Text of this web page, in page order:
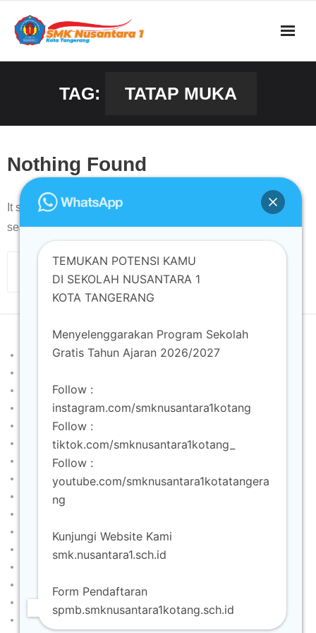
content
TAG: TATAP MUKA
Nothing Found
It seems we can’t find what you’re looking for. Perhaps
searching can help.
Developed byShuttle Themes. Powered byWordPress
Beranda
Berita
Formulir Pendaftaran
Info SPMB
Manajemen Perkantoran dan Layanan Bisnis (MPLB)
Produksi Siaran dan Program Televisi (Broadcast)
Struktur Organisasi
TEMUKAN POTENSI KAMU
DI SEKOLAH NUSANTARA 1
KOTA TANGERANG
Menyelenggarakan Program Sekolah
Gratis Tahun Ajaran 2026/2027
Follow :
instagram.com/smknusantara1kotang
Follow :
tiktok.com/smknusantara1kotang_
Follow :
youtube.com/smknusantara1kotatangera
ng
Kunjungi Website Kami
smk.nusantara1.sch.id
Form Pendaftaran
spmb.smknusantara1kotang.sch.id